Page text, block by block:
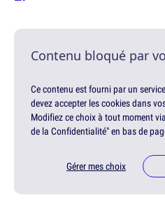
Contenu bloqué par
Ce contenu est fourni par un
devez accepter les cookies dans
Modifiez ce choix à tout moment
de la Confidentialité" en bas de
Gérer mes choix